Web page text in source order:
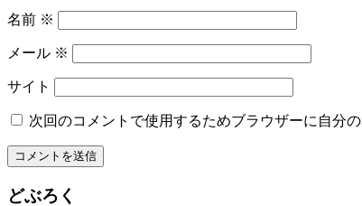
名前 ※
メール ※
サイト
次回のコメントで使用するためブラウザーに自分
どぶろく